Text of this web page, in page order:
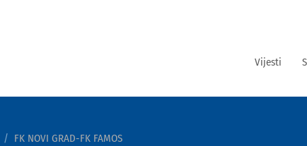
Vijesti
FK NOVI GRAD-FK FAMOS